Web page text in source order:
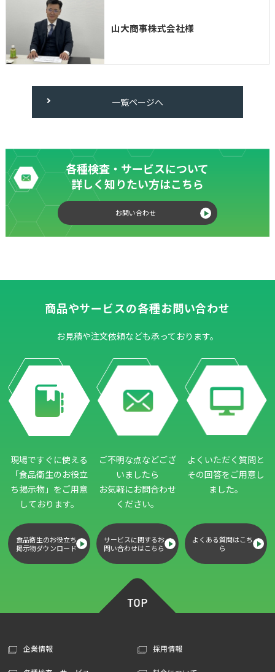
山大商事株式会社様
一覧ページへ
各種検査・サービスについて
詳しく知りたい方はこちら
お問い合わせ
商品やサービスの各種お問い合わせ
お見積や注文依頼なども承っております。
現場ですぐに使える
「食品衛生のお役立
ち掲示物」 をご用意
しております。
食品衛生のお役立ち
掲示物ダウンロード
ご不明な点などござ
いましたら
お気軽にお問合わせ
ください。
サービスに関するお
問い合わせはこちら
よくいただく質問と
その回答をご用意し
ました。
よくある質問はこち
ら
企業情報 採用情報